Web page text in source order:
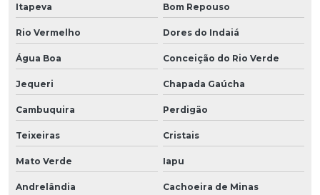
Itapeva Bom Repouso
Rio Vermelho Dores do Indaiá
Água Boa Conceição do Rio Verde
Jequeri Chapada Gaúcha
Cambuquira Perdigão
Teixeiras Cristais
Mato Verde Iapu
Andrelândia Cachoeira de Minas